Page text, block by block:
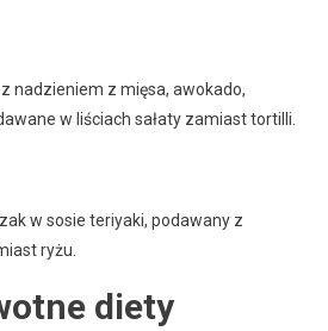
nadzieniem z mięsa, awokado,
w liściach sałaty zamiast tortilli.
w sosie teriyaki, podawany z
ryżu.
diety